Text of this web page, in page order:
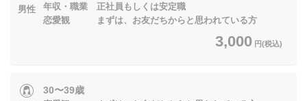
男性
年収・職業 正社員もしくは安定職
恋愛観 まずは、お友だちからと思われている方
3,000 円(税込)
30〜39歳